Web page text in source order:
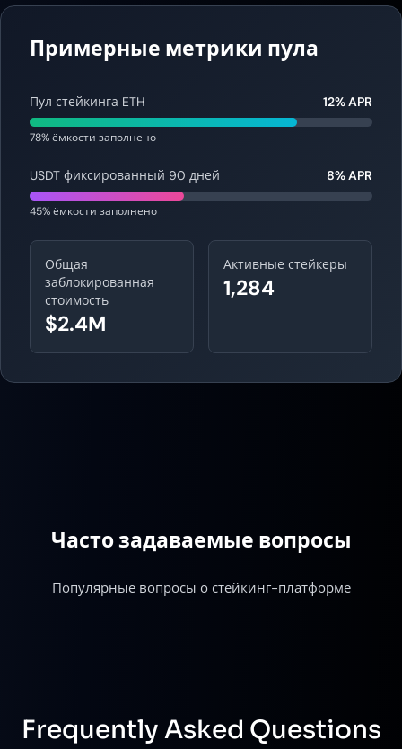
Примерные метрики пула
Пул стейкинга ETH 12% APR
78% ёмкости заполнено
USDT фиксированный 90 дней 8% APR
45% ёмкости заполнено
Общая
заблокированная
стоимость
$2.4M
Активные стейкеры
1,284
Часто задаваемые вопросы
Популярные вопросы о стейкинг-платформе
Frequently Asked Questions